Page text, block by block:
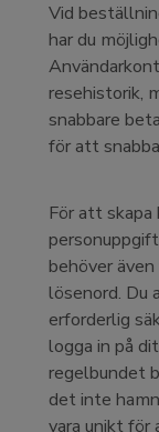
Vid
har du
resehistorik,
snabbare
för att
För att
behöver
lösenord. Du
erforderlig
logga in på
regelbundet
det inte
vara unikt för